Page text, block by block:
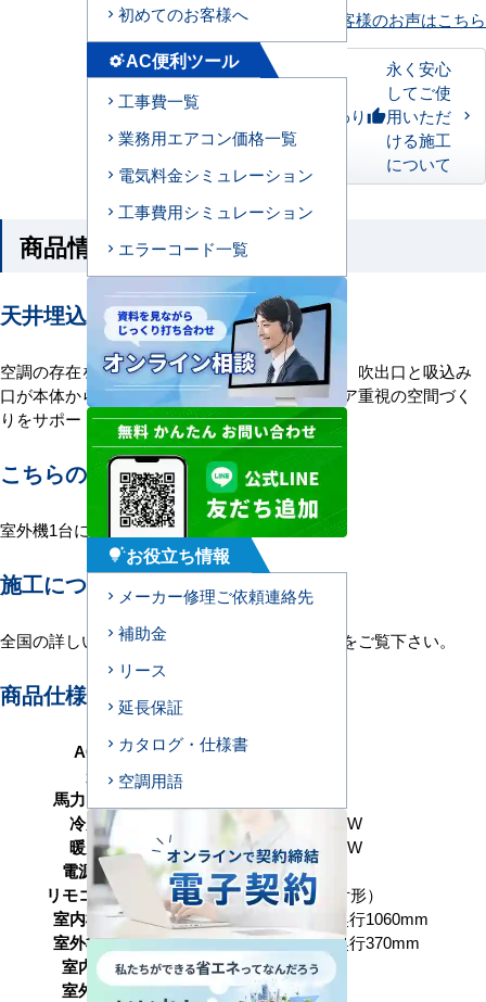
お客様のお声はこちら
私たちのこだわりthumb_up
永く安心
してご使
用いただ
ける施工
について
商品情報
天井埋込ダクト形エアコンの特長
空調の存在を感じさせない、ダクト形エアコン。吹出口と吸込み
口が本体から分離している空調です。インテリア重視の空間づく
りをサポートします。
こちらの機種について
室外機1台に室内機1台を接続する1対1構成。
施工について
全国の詳しい施工エリアに関しましては をご覧下さい。
商品仕様＜参考例＞
AC型番
D280-H1
形状
馬力（能力）
冷房能力
25.0（6.0～28.0） kW
暖房能力
25.0（6.0～31.5） kW
電源タイプ
三相200V
リモコンタイプ
ワイヤード（壁取付形）
室内機サイズ
高さ470×幅1380×奥行1060mm
室外機サイズ
高さ1380×幅950×奥行370mm
室内機重量
90(kg)
室外機重量
134kg
初めてのお客様へ
settings_suggestAC便利ツール
工事費一覧
業務用エアコン価格一覧
電気料金シミュレーション
工事費用シミュレーション
エラーコード一覧
tips_and_updatesお役立ち情報
メーカー修理ご依頼連絡先
補助金
リース
延長保証
カタログ・仕様書
空調用語